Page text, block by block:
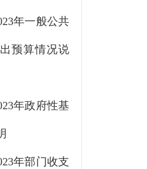
年一般公共
预算情况说
年政府性基
年部门收支